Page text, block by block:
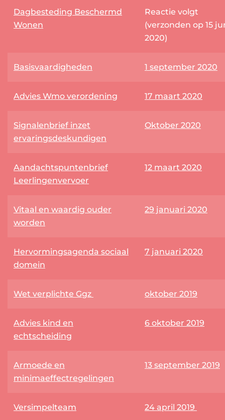
Dagbesteding Beschermd
Wonen
Reactie volgt
(verzonden op 15
2020)
Basisvaardigheden 1 september 2020
Advies Wmo verordening 17 maart 2020
Signalenbrief inzet
ervaringsdeskundigen
Oktober 2020
Aandachtspuntenbrief
Leerlingenvervoer
12 maart 2020
Vitaal en waardig ouder
worden
29 januari 2020
Hervormingsagenda sociaal
domein
7 januari 2020
Wet verplichte Ggz oktober 2019
Advies kind en
echtscheiding
6 oktober 2019
Armoede en
minimaeffectregelingen
13 september 2019
Versimpelteam 24 april 2019